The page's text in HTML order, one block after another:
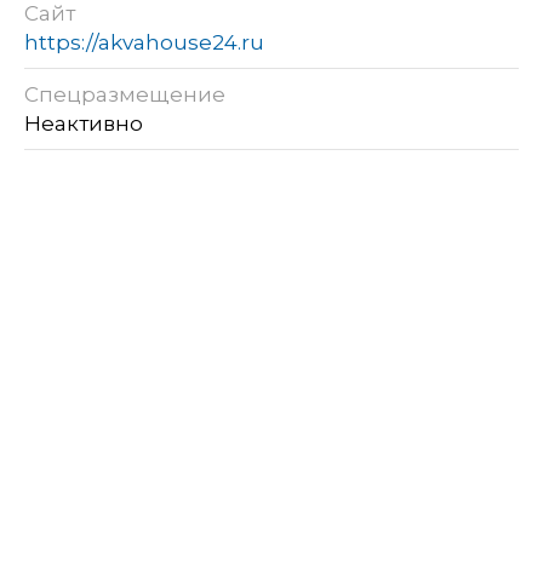
Сайт
https://akvahouse24.ru
Спецразмещение
Неактивно